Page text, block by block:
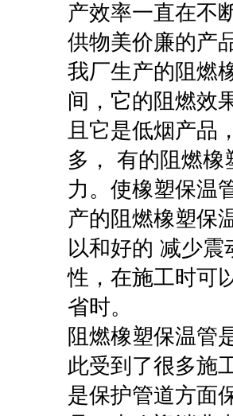
产效率一直在不
供物美价廉的产
我厂生产的阻燃
间，它的阻燃效
且它是低烟产品
多， 有的阻燃
力。使橡塑保温
产的阻燃橡塑保
以和好的 减少震
性，在施工时可
省时。
阻燃橡塑保温管
此受到了很多施
是保护管道方面